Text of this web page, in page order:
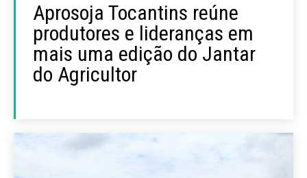
Aprosoja Tocantins reúne
produtores e lideranças em
mais uma edição do Jantar
do Agricultor